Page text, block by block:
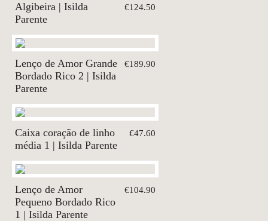
Algibeira | Isilda
Parente
€124.50
Lenço de Amor Grande
Bordado Rico 2 | Isilda
Parente
€189.90
Caixa coração de linho
média 1 | Isilda Parente
€47.60
Lenço de Amor
Pequeno Bordado Rico
1 | Isilda Parente
€104.90